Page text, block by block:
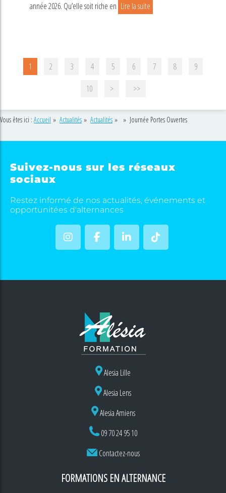
année 2026. Qu’elle soit riche en Lire la suite
1 2 3 4 5 6 7 8
9
10
> >>
Vous êtes ici : Accueil » Actualités » Actualités » » Journée Portes Ouvertes
Suivez-nous sur les réseaux
sociaux
Restez informé de nos actualités, événements et
opportunitées d'alternances
Alesia Lille
Alesia Lens
Alesia Amiens
09 70 24 95 10
Contactez-nous
FORMATIONS EN ALTERNANCE